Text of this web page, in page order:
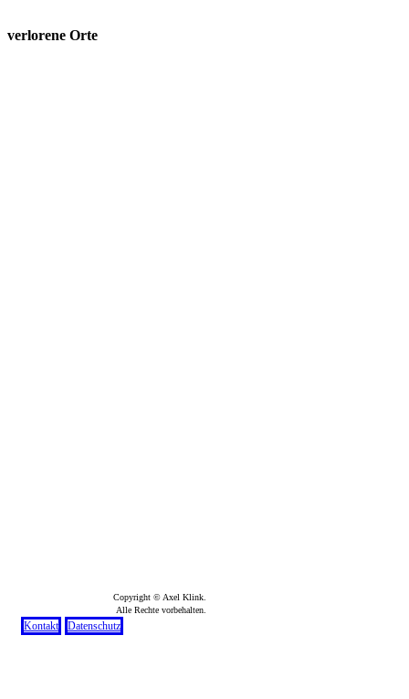
verlorene Orte
Copyright © Axel Klink.
Alle Rechte vorbehalten.
Kontakt Datenschutz